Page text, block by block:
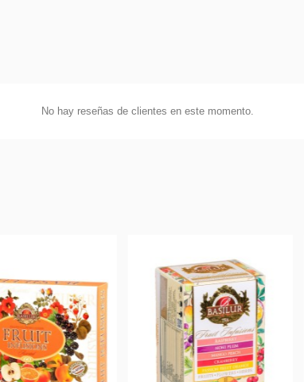
No hay reseñas de clientes en este momento.